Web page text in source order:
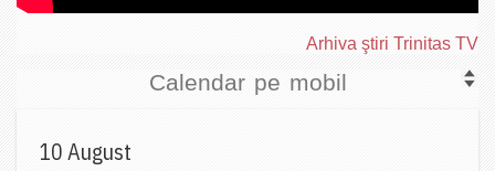
Arhiva ştiri Trinitas TV
Calendar pe mobil
10 August